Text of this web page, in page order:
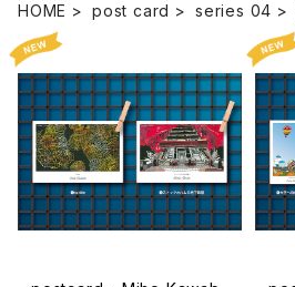
HOME post card series 04